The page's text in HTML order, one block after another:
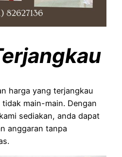
harga yang terjangkau
main-main. Dengan
sediakan, anda dapat
anggaran tanpa